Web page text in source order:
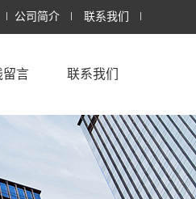
公司简介 联系我们
留言 联系我们